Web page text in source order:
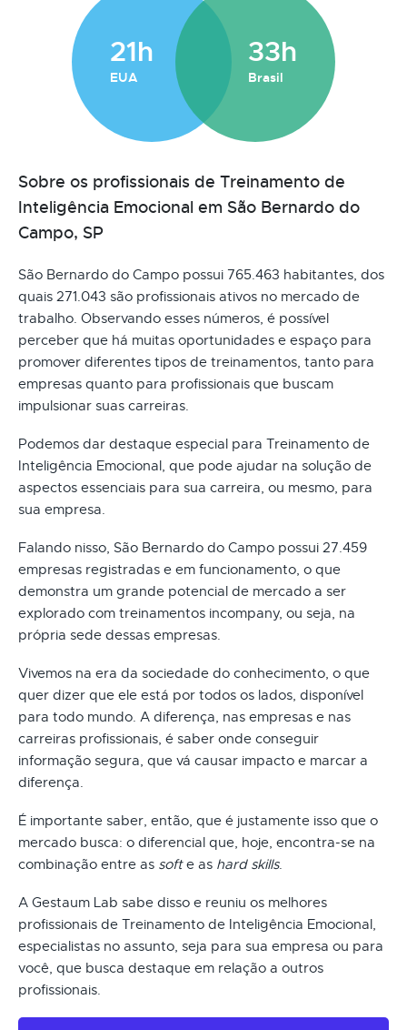
21h
EUA
33h
Brasil
Sobre os profissionais de Treinamento de
Inteligência Emocional em São Bernardo do
Campo, SP
São Bernardo do Campo possui 765.463 habitantes, dos
quais 271.043 são profissionais ativos no mercado de
trabalho. Observando esses números, é possível
perceber que há muitas oportunidades e espaço para
promover diferentes tipos de treinamentos, tanto para
empresas quanto para profissionais que buscam
impulsionar suas carreiras.
Podemos dar destaque especial para Treinamento de
Inteligência Emocional, que pode ajudar na solução de
aspectos essenciais para sua carreira, ou mesmo, para
sua empresa.
Falando nisso, São Bernardo do Campo possui 27.459
empresas registradas e em funcionamento, o que
demonstra um grande potencial de mercado a ser
explorado com treinamentos incompany, ou seja, na
própria sede dessas empresas.
Vivemos na era da sociedade do conhecimento, o que
quer dizer que ele está por todos os lados, disponível
para todo mundo. A diferença, nas empresas e nas
carreiras profissionais, é saber onde conseguir
informação segura, que vá causar impacto e marcar a
diferença.
É importante saber, então, que é justamente isso que o
mercado busca: o diferencial que, hoje, encontra-se na
combinação entre as softe as hard skills.
A Gestaum Lab sabe disso e reuniu os melhores
profissionais de Treinamento de Inteligência Emocional,
especialistas no assunto, seja para sua empresa ou para
você, que busca destaque em relação a outros
profissionais.